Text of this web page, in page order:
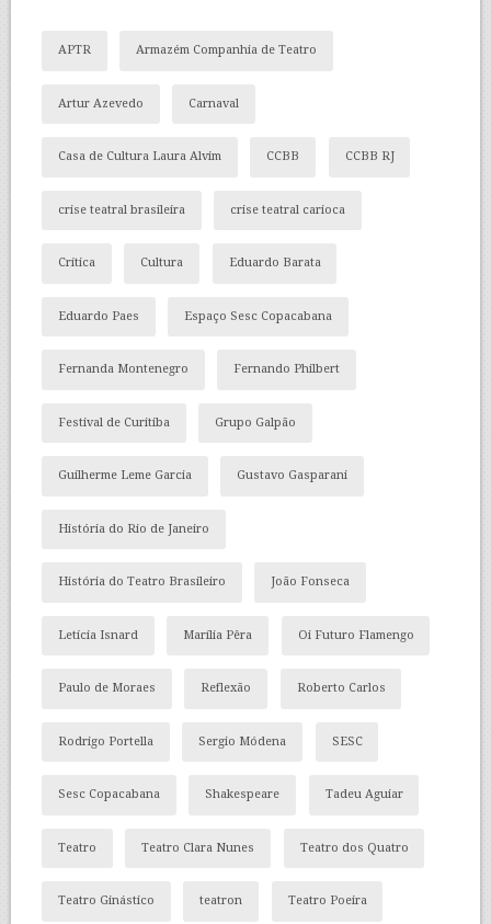
APTR Armazém Companhia de Teatro
Artur Azevedo Carnaval
Casa de Cultura Laura Alvim CCBB CCBB RJ
crise teatral brasileira crise teatral carioca
Crítica Cultura Eduardo Barata
Eduardo Paes Espaço Sesc Copacabana
Fernanda Montenegro Fernando Philbert
Festival de Curitiba Grupo Galpão
Guilherme Leme Garcia Gustavo Gasparani
História do Rio de Janeiro
História do Teatro Brasileiro João Fonseca
Letícia Isnard Marília Pêra Oi Futuro Flamengo
Paulo de Moraes Reflexão Roberto Carlos
Rodrigo Portella Sergio Módena SESC
Sesc Copacabana Shakespeare Tadeu Aguiar
Teatro Teatro Clara Nunes Teatro dos Quatro
Teatro Ginástico teatron Teatro Poeira